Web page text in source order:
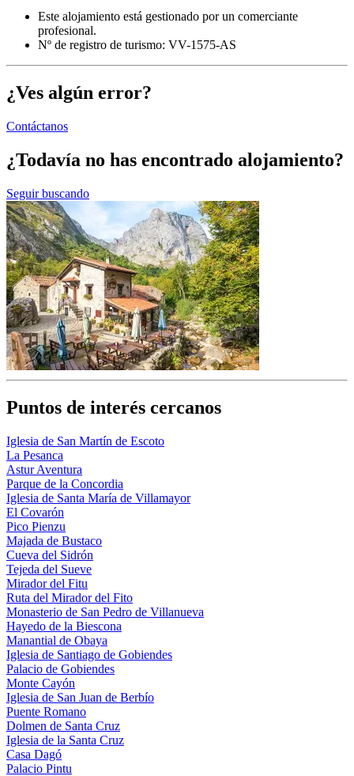
Este alojamiento está gestionado por un comerciante
profesional.
Nº de registro de turismo: VV-1575-AS
¿Ves algún error?
Contáctanos
¿Todavía no has encontrado alojamiento?
Seguir buscando
Puntos de interés cercanos
Iglesia de San Martín de Escoto
La Pesanca
Astur Aventura
Parque de la Concordia
Iglesia de Santa María de Villamayor
El Covarón
Pico Pienzu
Majada de Bustaco
Cueva del Sidrón
Tejeda del Sueve
Mirador del Fitu
Ruta del Mirador del Fito
Monasterio de San Pedro de Villanueva
Hayedo de la Biescona
Manantial de Obaya
Iglesia de Santiago de Gobiendes
Palacio de Gobiendes
Monte Cayón
Iglesia de San Juan de Berbío
Puente Romano
Dolmen de Santa Cruz
Iglesia de la Santa Cruz
Casa Dagó
Palacio Pintu